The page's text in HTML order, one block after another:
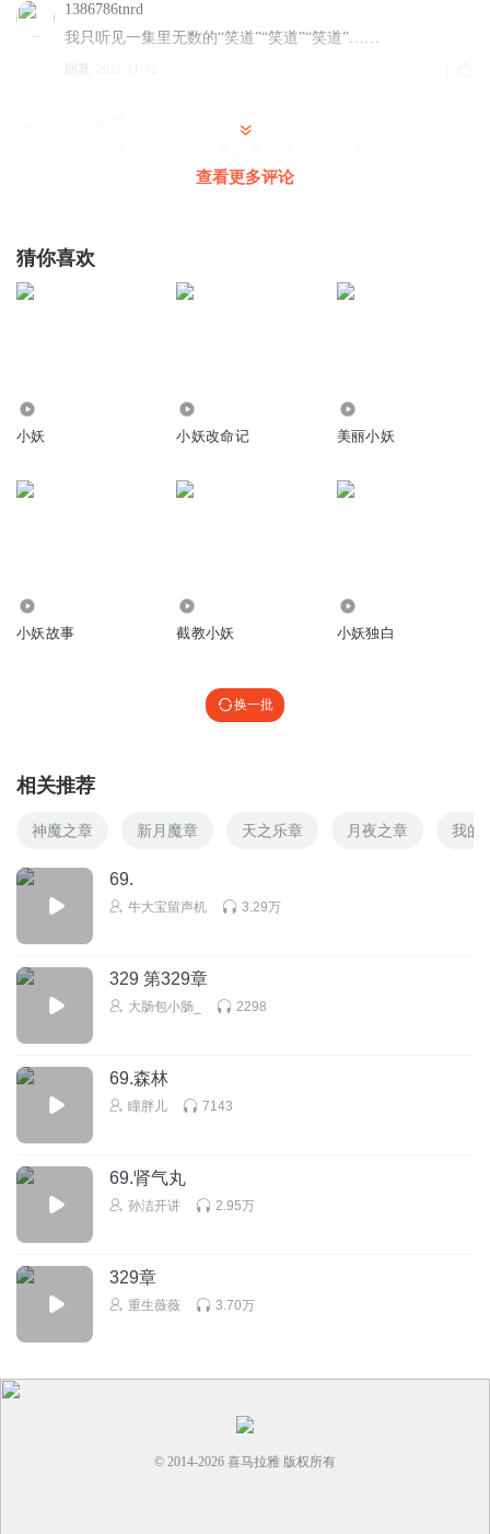
1386786tnrd
我只听见一集里无数的“笑道”“笑道”“笑道”……
回复
查看更多评论
猜你喜欢
小妖 小妖改命记 美丽小妖
小妖故事 截教小妖 小妖独白
换一批
相关推荐
神魔之章 新月魔章 天之乐章 月夜之章 我的
69.
牛大宝留声机 3.29万
329 第329章
大肠包小肠_ 2298
69.森林
瞳胖儿 7143
69.肾气丸
孙洁开讲 2.95万
329章
重生薇薇 3.70万
© 2014-2026 喜马拉雅 版权所有